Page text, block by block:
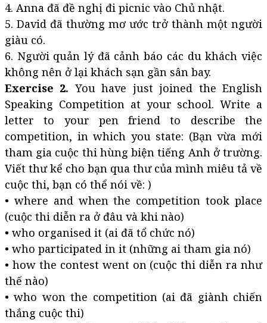
4. Anna đã đề nghị đi picnic vào Chủ nhật.
5. David đã thường mơ ước trở thành một người
giàu có.
6. Người quản lý đã cảnh báo các du khách việc
không nên ở lại khách sạn gần sân bay.
Exercise 2. You have just joined the English
Speaking Competition at your school. Write a
letter to your pen friend to describe the
competition, in which you state: (Bạn vừa mới
tham gia cuộc thi hùng biện tiếng Anh ở trường.
Viết thư kể cho bạn qua thư của mình miêu tả về
cuộc thi, bạn có thể nói về: )
• where and when the competition took place
(cuộc thi diễn ra ở đâu và khi nào)
• who organised it (ai đã tổ chức nó)
• who participated in it (những ai tham gia nó)
• how the contest went on (cuộc thi diễn ra như
thế nào)
• who won the competition (ai đã giành chiến
thắng cuộc thi)